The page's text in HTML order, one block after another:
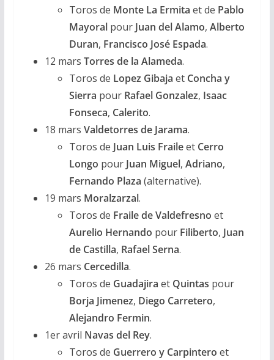
Toros de Monte La Ermita et de Pablo
Mayoralpour Juan del Alamo, Alberto
Duran, Francisco José Espada.
12 mars Torres de la Alameda.
Toros de Lopez Gibaja et Concha y
Sierra pour Rafael Gonzalez, Isaac
Fonseca, Calerito.
18 mars Valdetorres de Jarama.
Toros de Juan Luis Fraileet Cerro
Longo pour Juan Miguel, Adriano,
Fernando Plaza (alternative).
19 mars Moralzarzal.
Toros de Fraile de Valdefresno et
Aurelio Hernando pour Filiberto, Juan
de Castilla, Rafael Serna.
26 mars Cercedilla.
Toros de Guadajira et Quintas pour
Borja Jimenez, Diego Carretero,
Alejandro Fermin.
1er avril Navas del Rey.
Toros de Guerrero y Carpintero et